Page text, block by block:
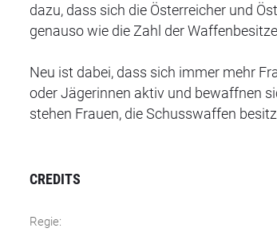
dazu, dass sich die Österreicher und
genauso wie die Zahl der
Neu ist dabei, dass sich immer mehr
oder Jägerinnen aktiv und bewaffnen
stehen Frauen, die Schusswaffen
CREDITS
Regie: